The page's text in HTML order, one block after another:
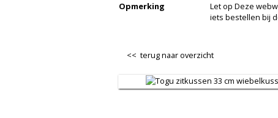
Opmerking
Let op Deze
iets bestellen bij
<< terug naar overzicht